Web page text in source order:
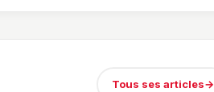
Tous ses articles→